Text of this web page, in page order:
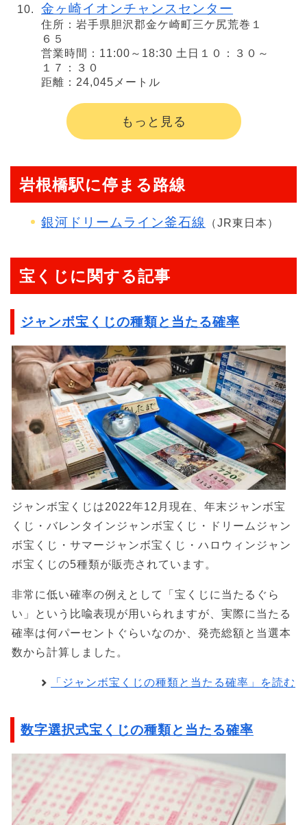
金ヶ崎イオンチャンスセンター
住所：岩手県胆沢郡金ケ崎町三ケ尻荒巻１
６５
営業時間：11:00～18:30 土日１０：３０～
１７：３０
距離：24,045メートル
もっと見る
岩根橋駅に停まる路線
銀河ドリームライン釜石線 （JR東日本）
宝くじに関する記事
ジャンボ宝くじの種類と当たる確率
ジャンボ宝くじは2022年12月現在、年末ジャンボ宝
くじ・バレンタインジャンボ宝くじ・ドリームジャン
ボ宝くじ・サマージャンボ宝くじ・ハロウィンジャン
ボ宝くじの5種類が販売されています。
非常に低い確率の例えとして「宝くじに当たるぐら
い」という比喩表現が用いられますが、実際に当たる
確率は何パーセントぐらいなのか、発売総額と当選本
数から計算しました。
「ジャンボ宝くじの種類と当たる確率」を読む
数字選択式宝くじの種類と当たる確率